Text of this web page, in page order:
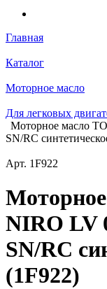
Главная
Каталог
Моторное масло
Для легковых
Моторное масло
SN/RC
Арт. 1F922
NIRO LV
SN/RC
(1F922)